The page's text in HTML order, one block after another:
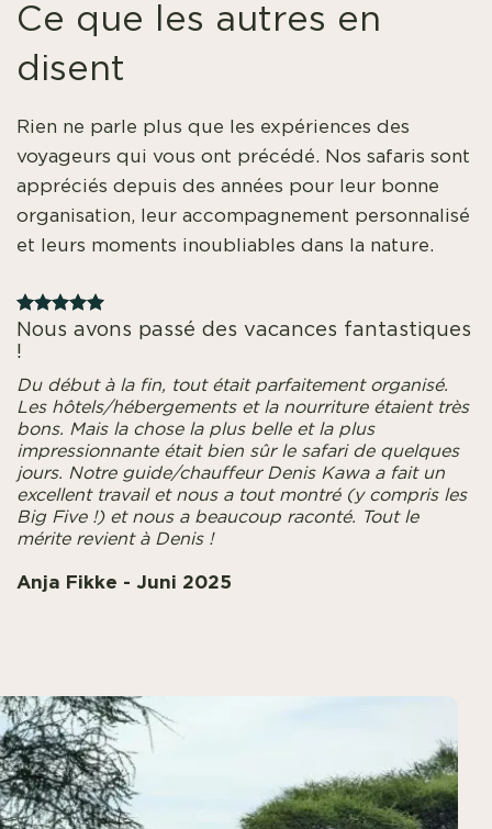
Ce que les autres en
disent
Rien ne parle plus que les expériences des
voyageurs qui vous ont précédé. Nos safaris sont
appréciés depuis des années pour leur bonne
organisation, leur accompagnement personnalisé
et leurs moments inoubliables dans la nature.
Nous avons passé des vacances fantastiques
!
Du début à la fin, tout était parfaitement organisé.
Les hôtels/hébergements et la nourriture étaient très
bons. Mais la chose la plus belle et la plus
impressionnante était bien sûr le safari de quelques
jours. Notre guide/chauffeur Denis Kawa a fait un
excellent travail et nous a tout montré (y compris les
Big Five !) et nous a beaucoup raconté. Tout le
mérite revient à Denis !
Anja Fikke - Juni 2025